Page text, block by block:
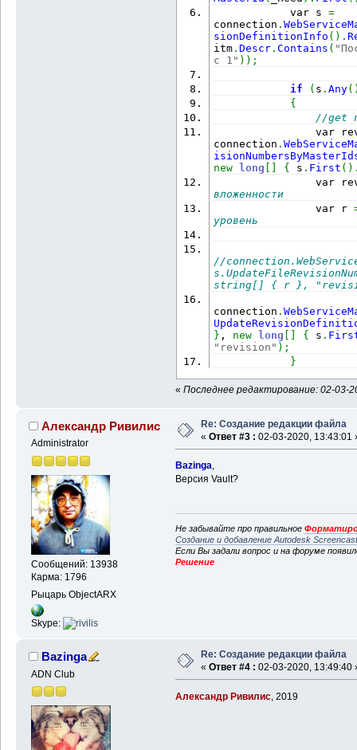
var s =
connection .
sionDefinitionInfo ( ) .
itm .Descr .Contains (
с 1" ) ) ;
if ( s .Any(
{
//get
var
connection .
new
long { s . First ( )
var
вложенности
var r
уровень
//
string[] { r },
connection .
} , new long { s .
"revision" ) ;
}
« Последнее редактирование: 02-03-
Александр Ривилис
Administrator
Сообщений: 13938
Карма: 1796
Рыцарь ObjectARX
Skype:
Re: Создание редакции файла
« Ответ #3 : 02-03-2020, 13:43:01
Bazinga,
Версия Vault?
Не забывайте про правильное
Создание и добавление Autodesk
Если Вы задали вопрос и на форуме
Решение
Bazinga
ADN Club
Re: Создание редакции файла
« Ответ #4 : 02-03-2020, 13:49:40
Александр Ривилис, 2019